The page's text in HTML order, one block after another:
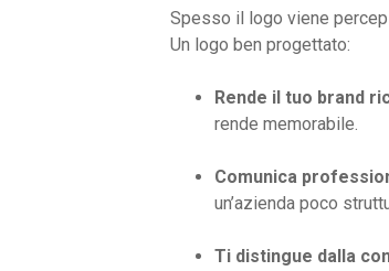
Spesso il logo viene
Un logo ben progettato:
Rende il tuo brand
rende memorabile.
Comunica
un’azienda poco
Ti distingue dalla